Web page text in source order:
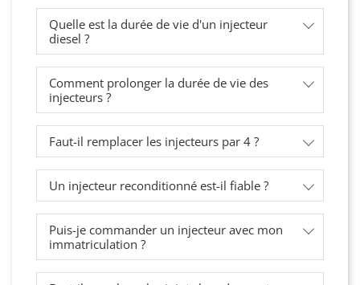
Quelle est la durée de vie d'un injecteur
diesel ?
Comment prolonger la durée de vie des
injecteurs ?
Faut-il remplacer les injecteurs par 4 ?
Un injecteur reconditionné est-il fiable ?
Puis-je commander un injecteur avec mon
immatriculation ?